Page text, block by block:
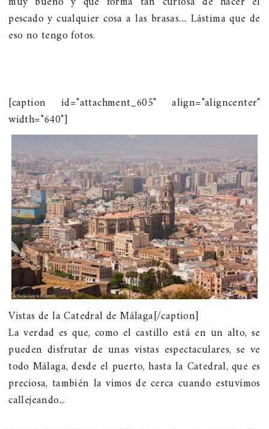
pescado y cualquier cosa a las brasas.... Lástima que de
eso no tengo fotos.
[caption id="attachment_605" align="aligncenter"
width="640"]
Vistas de la Catedral de Málaga[/caption]
La verdad es que, como el castillo está en un alto, se
pueden disfrutar de unas vistas espectaculares, se ve
todo Málaga, desde el puerto, hasta la Catedral, que es
preciosa, también la vimos de cerca cuando estuvimos
callejeando...